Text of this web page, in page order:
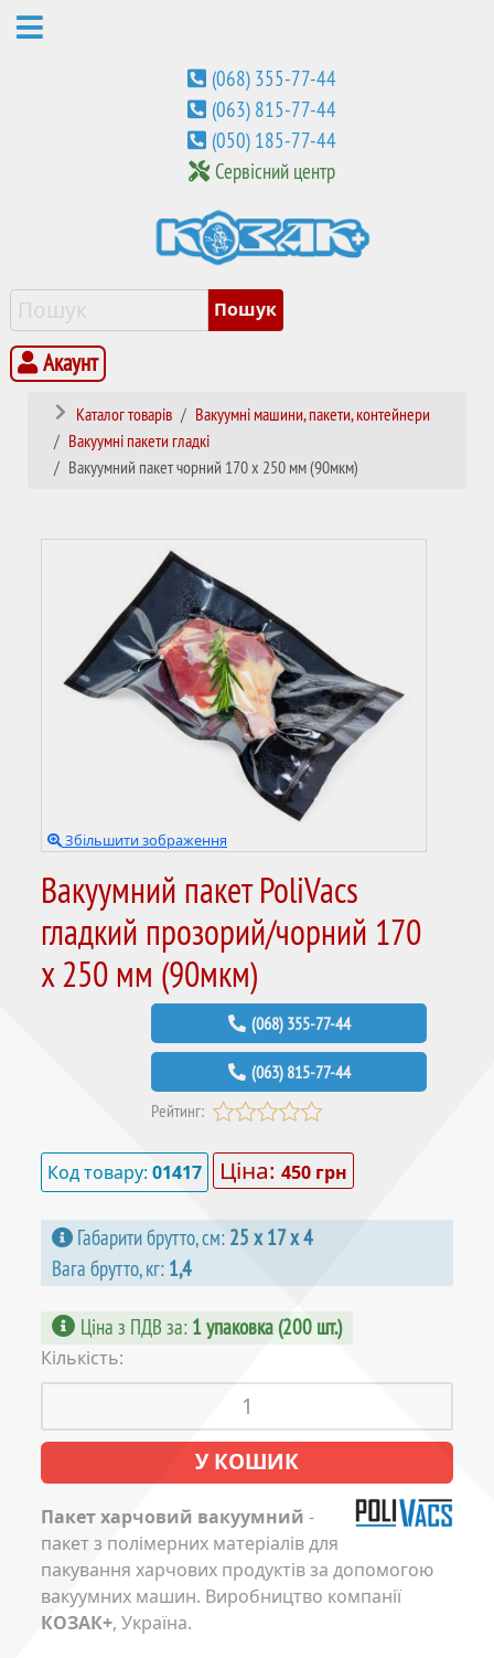
(068) 355-77-44
(063) 815-77-44
(050) 185-77-44
Сервісний центр
Акаунт
Каталог товарів
Вакуумні машини, пакети, контейнери
Вакуумні пакети гладкі
Вакуумний пакет чорний 170 х 250 мм (90мкм)
Збільшити зображення
Вакуумний пакет PoliVacs
гладкий прозорий/чорний 170
х 250 мм (90мкм)
(068) 355-77-44
(063) 815-77-44
Рейтинг:
Код товару: 01417 Ціна: 450 грн
Габарити брутто, см: 25 х 17 х 4
Вага брутто, кг: 1,4
Ціна з ПДВ за: 1 упаковка (200 шт.)
Кількість:
Пакет харчовий вакуумний -
пакет з полімерних матеріалів для
пакування харчових продуктів за допомогою
вакуумних машин. Виробництво компанії
КОЗАК+, Україна.